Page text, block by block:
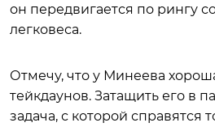
он передвигается по рингу
легковеса.
Отмечу, что у Минеева
тейкдаунов. Затащить его в
задача, с которой справятся